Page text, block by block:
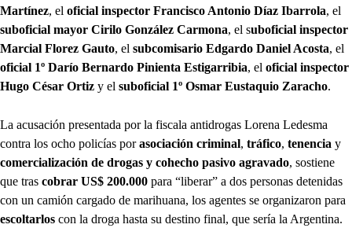
Martínez, el oficial inspector Francisco Antonio Díaz Ibarrola, el
suboficial mayor Cirilo González Carmona, el suboficial inspector
Marcial Florez Gauto, el subcomisario Edgardo Daniel Acosta, el
oficial 1º Darío Bernardo Pinienta Estigarribia, el oficial inspector
Hugo César Ortiz y el suboficial 1º Osmar Eustaquio Zaracho.
La acusación presentada por la fiscala antidrogas Lorena Ledesma
contra los ocho policías porasociación criminal, tráfico, tenencia y
comercialización de drogas y cohecho pasivo agravado, sostiene
que tras cobrar US$ 200.000 para “liberar” a dos personas detenidas
con un camión cargado de marihuana, los agentes se organizaron para
escoltarlos con la droga hasta su destino final, que sería la Argentina.